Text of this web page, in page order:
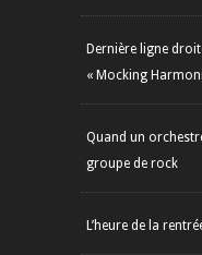
Dernière ligne
« Mocking
Quand un
groupe de rock
L’heure de la